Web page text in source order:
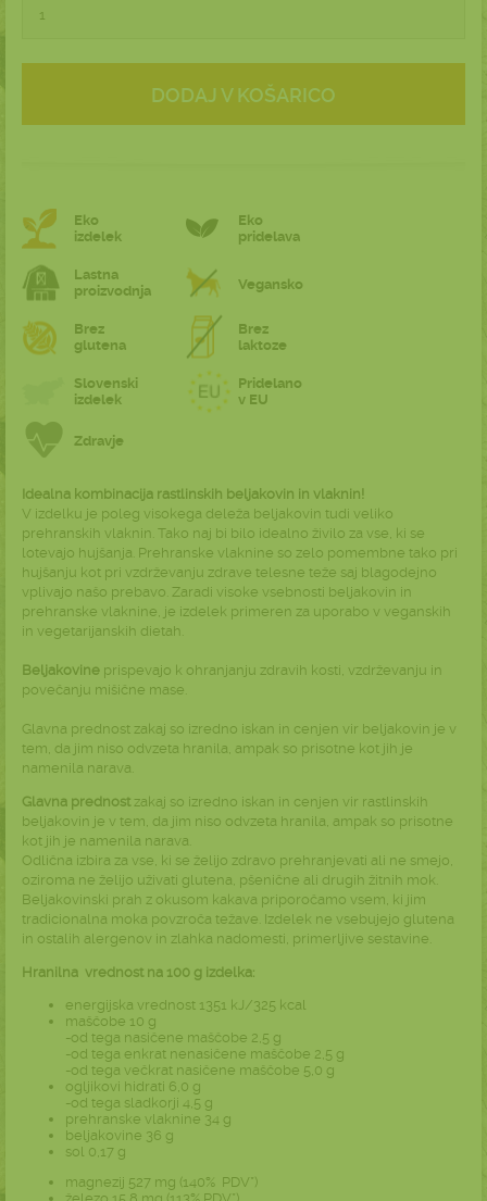
DODAJ V KOŠARICO
Eko
izdelek
Eko
pridelava
Lastna
proizvodnja
Vegansko
Brez
glutena
Brez
laktoze
Slovenski
izdelek
Pridelano
v EU
Zdravje
Idealna kombinacija rastlinskih beljakovin in vlaknin!
V izdelku je poleg visokega deleža beljakovin tudi veliko
prehranskih vlaknin. Tako naj bi bilo idealno živilo za vse, ki se
lotevajo hujšanja. Prehranske vlaknine so zelo pomembne tako pri
hujšanju kot pri vzdrževanju zdrave telesne teže saj blagodejno
vplivajo našo prebavo. Zaradi visoke vsebnosti beljakovin in
prehranske vlaknine, je izdelek primeren za uporabo v veganskih
in vegetarijanskih dietah.
Beljakovine prispevajo k ohranjanju zdravih kosti, vzdrževanju in
povečanju mišične mase.
Glavna prednost zakaj so izredno iskan in cenjen vir beljakovin je v
tem, da jim niso odvzeta hranila, ampak so prisotne kot jih je
namenila narava.
Glavna prednost zakaj so izredno iskan in cenjen vir rastlinskih
beljakovin je v tem, da jim niso odvzeta hranila, ampak so prisotne
kot jih je namenila narava.
Odlična izbira za vse, ki se želijo zdravo prehranjevati ali ne smejo,
oziroma ne želijo uživati glutena, pšenične ali drugih žitnih mok.
Beljakovinski prah z okusom kakava priporočamo vsem, ki jim
tradicionalna moka povzroča težave. Izdelek ne vsebujejo glutena
in ostalih alergenov in zlahka nadomesti, primerljive sestavine.
Hranilna vrednost na 100 g izdelka:
energijska vrednost 1351 kJ/325 kcal
maščobe 10 g
-od tega nasičene maščobe 2,5 g
-od tega enkrat nenasičene maščobe 2,5 g
-od tega večkrat nasičene maščobe 5,0 g
ogljikovi hidrati 6,0 g
-od tega sladkorji 4,5 g
prehranske vlaknine 34 g
beljakovine 36 g
sol 0,17 g
magnezij 527 mg (140% PDV*)